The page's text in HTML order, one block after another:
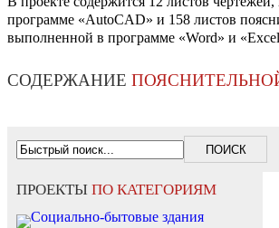
программе «AutoCAD» и 158 листов
выполненной в программе «Word» и
СОДЕРЖАНИЕ
ПРОЕКТЫ ПО КАТЕГОРИЯМ
Социально-бытовые здания